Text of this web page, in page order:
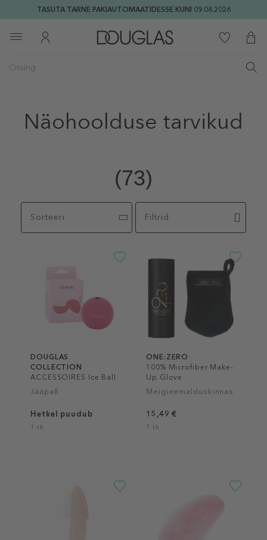
TASUTA TARNE PAKIAUTOMAATIDESSE KUNI 09.08.2026
Näohoolduse tarvikud
(73)
Sorteeri Filtrid
DOUGLAS
COLLECTION
ACCESSOIRES Ice Ball
Jääpall
Hetkel puudub
1 tk
ONE:ZERO
100% Microfiber Make-
Up Glove
Meigieemalduskinnas
15,49 €
1 tk